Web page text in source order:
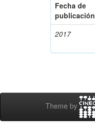
Fecha de
publicación
2017
Theme by